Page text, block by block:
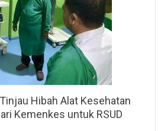
Hibah Alat Kesehatan
Kemenkes untuk RSUD